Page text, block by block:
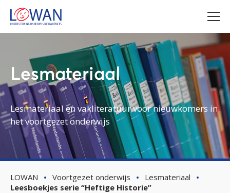
Lesmateriaal
Lesmateriaal en vakliteratuur voor nieuwkomers in
het voortgezet onderwijs
LOWAN Voortgezet onderwijs
Lesmateriaal
Leesboekjes serie “Heftige Historie”